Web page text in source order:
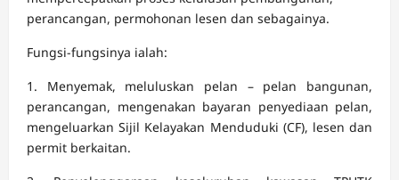
perancangan, permohonan lesen dan sebagainya.
Fungsi-fungsinya ialah:
1. Menyemak, meluluskan pelan – pelan bangunan,
perancangan, mengenakan bayaran penyediaan pelan,
mengeluarkan Sijil Kelayakan Menduduki (CF), lesen dan
permit berkaitan.